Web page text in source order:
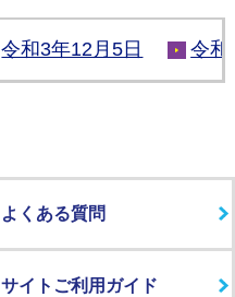
令和3年12月5日 令和
よくある質問
サイトご利用ガイド